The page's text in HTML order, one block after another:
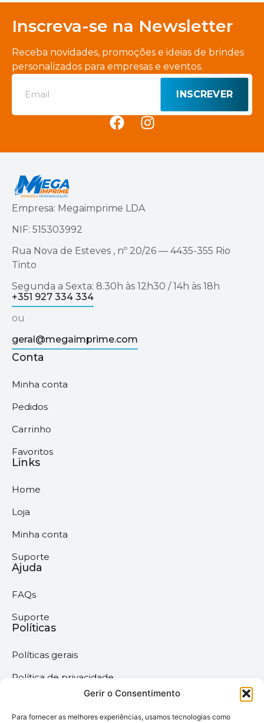
Gerir o Consentimento
Para fornecer as melhores experiências, usamos tecnologias como
Inscreva-se na Newsletter
Receba novidades, promoções e ideias de brindes
personalizados para empresas e eventos.
INSCREVER
Empresa: Megaimprime LDA
NIF: 515303992
Rua Nova de Esteves , nº 20/26 — 4435-355 Rio
Tinto
Segunda a Sexta: 8.30h às 12h30 / 14h às 18h
+351 927 334 334
ou
geral@megaimprime.com
Conta
Minha conta
Pedidos
Carrinho
Favoritos
Links
Home
Loja
Minha conta
Suporte
Ajuda
FAQs
Suporte
Políticas
Políticas gerais
Política de privacidade
Termos & Condições